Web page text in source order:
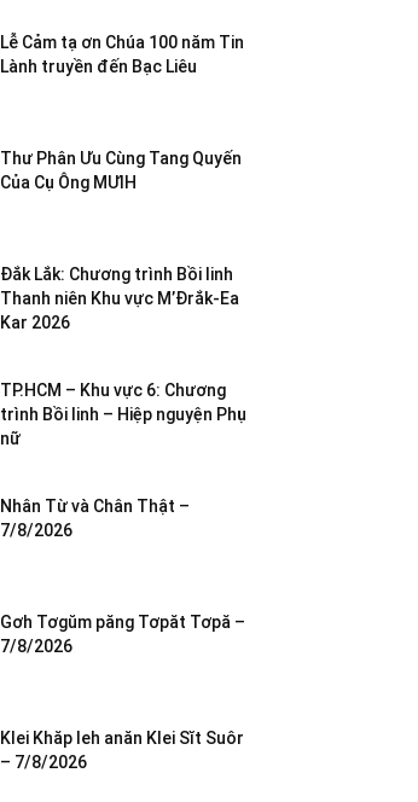
Lễ Cảm tạ ơn Chúa 100 năm Tin
Lành truyền đến Bạc Liêu
Thư Phân Ưu Cùng Tang Quyến
Của Cụ Ông MƯIH
Đắk Lắk: Chương trình Bồi linh
Thanh niên Khu vực M’Đrắk-Ea
Kar 2026
TP.HCM – Khu vực 6: Chương
trình Bồi linh – Hiệp nguyện Phụ
nữ
Nhân Từ và Chân Thật –
7/8/2026
Gơh Tơgŭm păng Tơpăt Tơpă –
7/8/2026
Klei Khăp leh anăn Klei Sĭt Suôr
– 7/8/2026